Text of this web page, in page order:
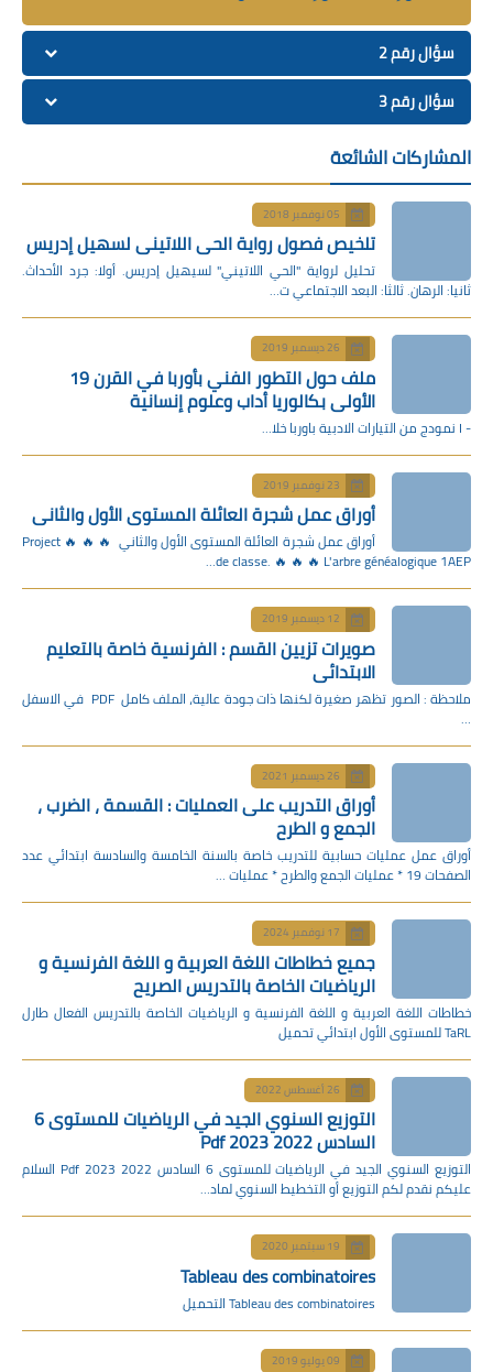
سؤال رقم 2
سؤال رقم 3
المشاركات الشائعة
05 نوفمبر 2018
تلخيص فصول رواية الحي اللاتيني لسهيل إدريس
تحليل لرواية "الحي اللاتيني" لسيهيل إدريس. أولا: جرد الأحداث.
ثانيا: الرهان. ثالثا: البعد الاجتماعي ت…
26 ديسمبر 2019
ملف حول التطور الفني بأوربا في القرن 19
الأولى بكالوريا أداب وعلوم إنسانية
- I نمودج من التيارات الادبية باوربا خلا…
23 نوفمبر 2019
أوراق عمل شجرة العائلة المستوى الأول والثاني
أوراق عمل شجرة العائلة المستوى الأول والثاني 🔥 🔥 🔥 Project
de classe. 🔥 🔥 🔥 L'arbre généalogique 1AEP…
12 ديسمبر 2019
صويرات تزيين القسم : الفرنسية خاصة بالتعليم
الابتدائي
ملاحظة : الصور تظهر صغيرة لكنها ذات جودة عالية، الملف كامل PDF في الاسفل
…
26 ديسمبر 2021
أوراق التدريب على العمليات : القسمة ، الضرب ،
الجمع و الطرح
أوراق عمل عمليات حسابية للتدريب خاصة بالسنة الخامسة والسادسة ابتدائي عدد
الصفحات 19 * عمليات الجمع والطرح * عمليات …
17 نوفمبر 2024
جميع خطاطات اللغة العربية و اللغة الفرنسية و
الرياضيات الخاصة بالتدريس الصريح
خطاطات اللغة العربية و اللغة الفرنسية و الرياضيات الخاصة بالتدريس الفعال طارل
TaRL للمستوى الأول ابتدائي تحميل
26 أغسطس 2022
التوزيع السنوي الجيد في الرياضيات للمستوى 6
السادس 2022 2023 Pdf
التوزيع السنوي الجيد في الرياضيات للمستوى 6 السادس 2022 2023 Pdf السلام
عليكم نقدم لكم التوزيع أو التخطيط السنوي لماد…
19 سبتمبر 2020
Tableau des combinatoires
Tableau des combinatoires التحميل
09 يوليو 2019